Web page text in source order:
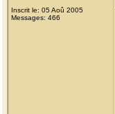
Inscrit le: 05 Aoû 2005
Messages: 466